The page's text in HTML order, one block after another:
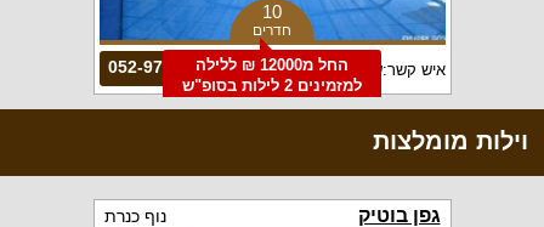
10
חדרים
052-9708162 איש קשר:שמעון
החל מ12000 ₪ ללילה
למזמינים 2 לילות בסופ"ש
הקרוב
וילות מומלצות
גפן בוטיק נוף כנרת